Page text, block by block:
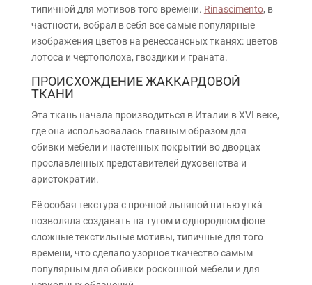
типичной для мотивов того времени. Rinascimento, в
частности, вобрал в себя все самые популярные
изображения цветов на ренессансных тканях: цветов
лотоса и чертополоха, гвоздики и граната.
ПРОИСХОЖДЕНИЕ ЖАККАРДОВОЙ
ТКАНИ
Эта ткань начала производиться в Италии в XVI веке,
где она использовалась главным образом для
обивки мебели и настенных покрытий во дворцах
прославленных представителей духовенства и
аристократии.
Её особая текстура с прочной льняной нитью уткà
позволяла создавать на тугом и однородном фоне
сложные текстильные мотивы, типичные для того
времени, что сделало узорное ткачество самым
популярным для обивки роскошной мебели и для